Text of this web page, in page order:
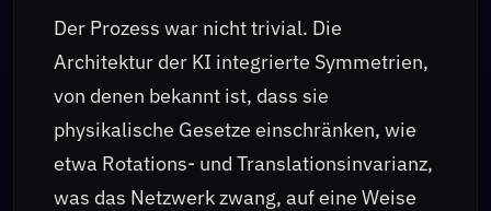
Der Prozess war nicht trivial. Die
Architektur der KI integrierte Symmetrien,
von denen bekannt ist, dass sie
physikalische Gesetze einschränken, wie
etwa Rotations- und Translationsinvarianz,
was das Netzwerk zwang, auf eine Weise